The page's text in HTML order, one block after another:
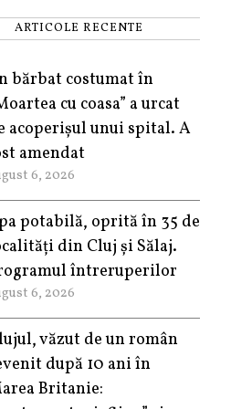
ARTICOLE RECENTE
bărbat costumat în
cu coasa” a urcat
acoperișul unui spital. A
amendat
6, 2026
potabilă, oprită în 35 de
din Cluj și Sălaj.
întreruperilor
6, 2026
văzut de un român
după 10 ani în
Britanie: